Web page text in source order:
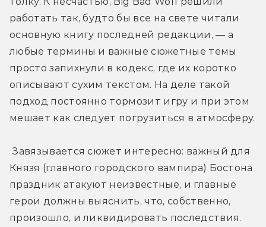
работать так, будто бы все на свете читали
основную книгу последней редакции, — а
любые термины и важные сюжетные темы
просто запихнули в кодекс, где их коротко
описывают сухим текстом. На деле такой
подход постоянно тормозит игру и при этом
мешает как следует погрузиться в атмосферу.
Завязывается сюжет интересно: важный для
Князя (главного городского вампира) Бостона
праздник атакуют неизвестные, и главные
герои должны выяснить, что, собственно,
произошло, и ликвидировать последствия.